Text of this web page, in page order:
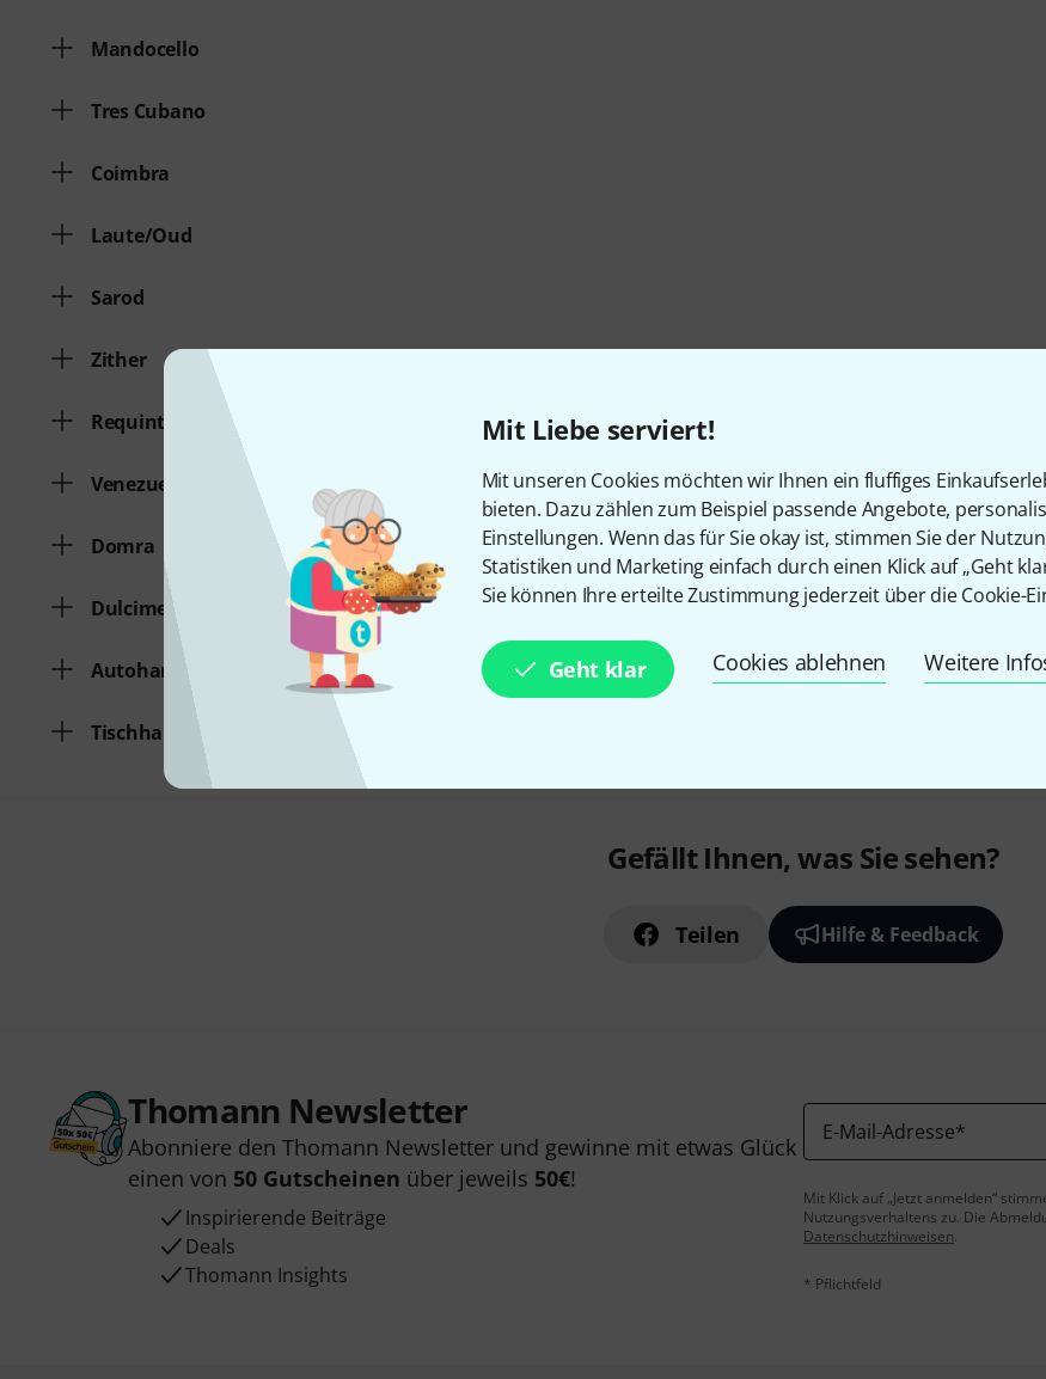
Mit Liebe serviert!
Mit unseren Cookies möchten wir Ihnen ein fluffiges
bieten. Dazu zählen zum Beispiel passende Angebote,
Einstellungen. Wenn das für Sie okay ist, stimmen Sie der
Statistiken und Marketing einfach durch einen Klick auf „Geht
Sie können Ihre erteilte Zustimmung jederzeit über die Cookie-
Geht klar Cookies ablehnen Weitere
Mandocello
Tres Cubano
Coimbra
Laute/Oud
Sarod
Zither
Requinto
Venezuelan Cuatro
Domra
Dulcimer
Autoharp
Tischharfe
Gefällt Ihnen, was Sie sehen?
Teilen Hilfe & Feedback
Thomann Newsletter
Abonniere den Thomann Newsletter und gewinne mit etwas Glück
einen von 50 Gutscheinen über jeweils 50€!
Inspirierende Beiträge
Deals
Thomann Insights
E-Mail-Adresse*
Mit Klick auf „Jetzt anmelden“
Nutzungsverhaltens zu. Die
Datenschutzhinweisen.
* Pflichtfeld